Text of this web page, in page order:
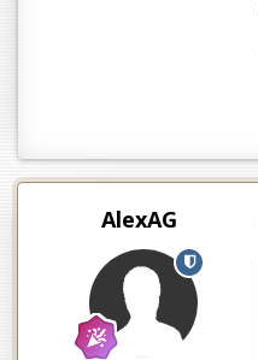
AlexAG